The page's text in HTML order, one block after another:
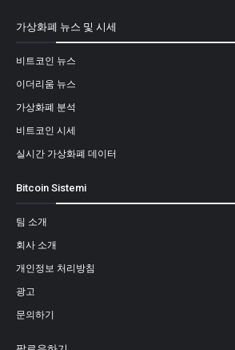
가상화폐 뉴스 및 시세
비트코인 뉴스
이더리움 뉴스
가상화폐 분석
비트코인 시세
실시간 가상화폐 데이터
Bitcoin Sistemi
팀 소개
회사 소개
개인정보 처리방침
광고
문의하기